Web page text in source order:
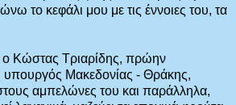
το κεφάλι μου με τις έννοιες του, τα
ο Κώστας Τριαρίδης, πρώην
υπουργός Μακεδονίας - Θράκης,
αμπελώνες του και παράλληλα,